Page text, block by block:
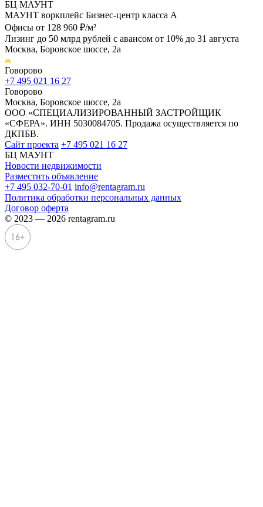
БЦ МАУНТ
МАУНТ воркплейс Бизнес-центр класса А
Офисы от 128 960 ₽/м²
Лизинг до 50 млрд рублей с авансом от 10% до 31 августа
Москва, Боровское шоссе, 2а
Говорово
+7 495 021 16 27
Говорово
Москва, Боровское шоссе, 2а
ООО «СПЕЦИАЛИЗИРОВАННЫЙ ЗАСТРОЙЩИК
«СФЕРА». ИНН 5030084705. Продажа осуществляется по
ДКПБВ.
Сайт проекта +7 495 021 16 27
БЦ МАУНТ
Новости недвижимости
Разместить объявление
+7 495 032-70-01 info@rentagram.ru
Политика обработки персональных данных
Договор оферта
© 2023 — 2026 rentagram.ru